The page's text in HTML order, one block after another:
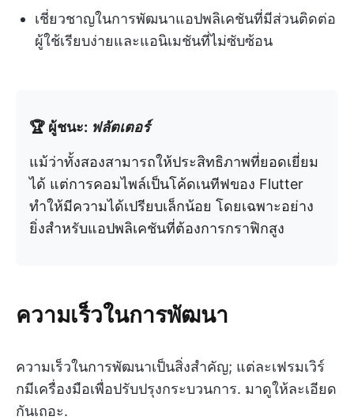
เชี่ยวชาญในการพัฒนาแอปพลิเคชันที่มีส่วนติดต่อ
ผู้ใช้เรียบง่ายและแอนิเมชันที่ไม่ซับซ้อน
🏆 ผู้ชนะ: ฟลัตเตอร์
แม้ว่าทั้งสองสามารถให้ประสิทธิภาพที่ยอดเยี่ยม
ได้ แต่การคอมไพล์เป็นโค้ดเนทีฟของ Flutter
ทำให้มีความได้เปรียบเล็กน้อย โดยเฉพาะอย่าง
ยิ่งสำหรับแอปพลิเคชันที่ต้องการกราฟิกสูง
ความเร็วในการพัฒนา
ความเร็วในการพัฒนาเป็นสิ่งสำคัญ; แต่ละเฟรมเวิร์
กมีเครื่องมือเพื่อปรับปรุงกระบวนการ. มาดูให้ละเอียด
กันเถอะ.